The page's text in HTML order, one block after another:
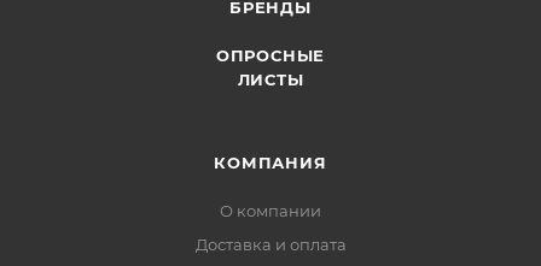
БРЕНДЫ
ОПРОСНЫЕ
ЛИСТЫ
КОМПАНИЯ
О компании
Доставка и оплата